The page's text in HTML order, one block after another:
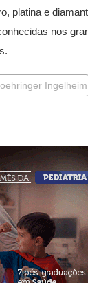
platina e
nos
Ingelheim